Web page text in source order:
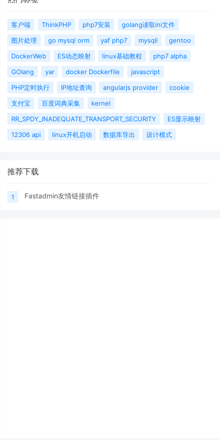
客户端 ThinkPHP php7安装
golang读取ini文件
图片处理
go mysql orm yaf php7 mysqli
gentoo
DockerWeb
ES动态映射 linux基础教程
php7 alpha
GOlang
yar docker Dockerfile
javascript
PHP定时执行
IP地址查询 angularjs provider
cookie
支付宝
百度词典采集
kernel
RR_SPDY_INADEQUATE_TRANSPORT_SECURITY
ES显示映射
12306 api
linux开机启动 数据库导出 设计模式
推荐下载
1 Fastadmin友情链接插件